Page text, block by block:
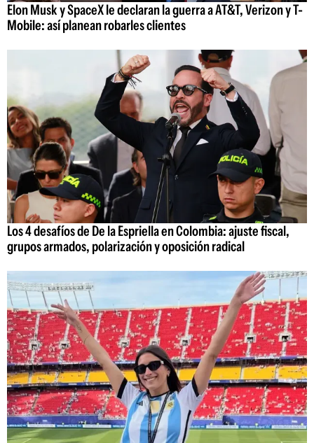
Elon Musk y SpaceX le declaran la guerra a AT&T, Verizon y T-
Mobile: así planean robarles clientes
Los 4 desafíos de De la Espriella en Colombia: ajuste fiscal,
grupos armados, polarización y oposición radical